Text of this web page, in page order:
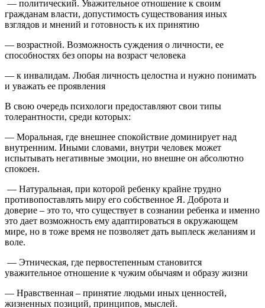
— политический. Уважительное отношение к своим
гражданам власти, допустимость существования иных
взглядов и мнений и готовность к их принятию
— возрастной. Возможность суждения о личности, ее
способностях без опоры на возраст человека
— к инвалидам. Любая личность целостна и нужно понимать
и уважать ее проявления
В свою очередь психологи предоставляют свои типы
толерантности, среди которых:
— Моральная, где внешнее спокойствие доминирует над
внутренним. Иными словами, внутри человек может
испытывать негативные эмоции, но внешне он абсолютно
спокоен.
— Натуральная, при которой ребенку крайне трудно
противопоставлять миру его собственное Я. Доброта и
доверие – это то, что существует в сознании ребенка и именно
это дает возможность ему адаптироваться в окружающем
мире, но в тоже время не позволяет дать выплеск желаниям и
воле.
— Этническая, где первостепенным становится
уважительное отношение к чужим обычаям и образу жизни
— Нравственная – принятие людьми иных ценностей,
жизненных позиций, принципов, мыслей.